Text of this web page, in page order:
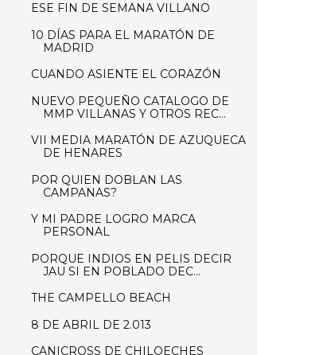
ESE FIN DE SEMANA VILLANO
10 DÍAS PARA EL MARATÓN DE
MADRID
CUANDO ASIENTE EL CORAZÓN
NUEVO PEQUEÑO CATALOGO DE
MMP VILLANAS Y OTROS REC...
VII MEDIA MARATÓN DE AZUQUECA
DE HENARES
POR QUIEN DOBLAN LAS
CAMPANAS?
Y MI PADRE LOGRO MARCA
PERSONAL
PORQUE INDIOS EN PELIS DECIR
JAU SI EN POBLADO DEC...
THE CAMPELLO BEACH
8 DE ABRIL DE 2.013
CANICROSS DE CHILOECHES